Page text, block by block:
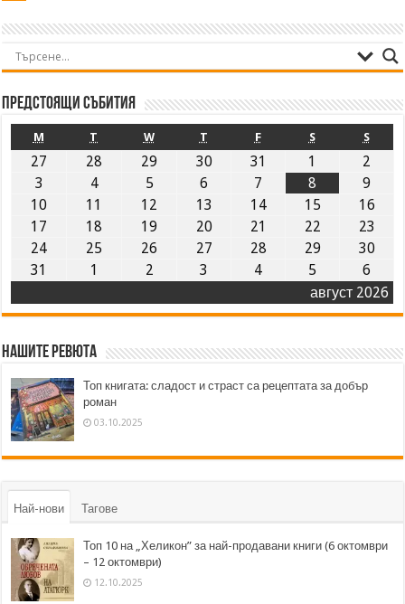
Предстоящи събития
август 2026
M T W T F S S
27 28 29 30 31 1
2
3
4 5 6 7 8
9
10
11 12 13 14 15
16
17
18 19 20 21 22
23
24
25 26 27 28 29
30
31
1 2 3 4 5 6
Нашите ревюта
Топ книгата: сладост и страст са рецептата за добър
роман
03.10.2025
Най-нови Тагове
Топ 10 на „Хеликон” за най-продавани книги (6 октомври
– 12 октомври)
12.10.2025